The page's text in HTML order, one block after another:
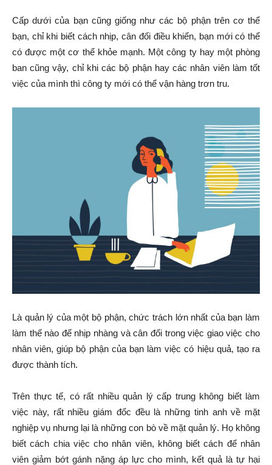
Cấp dưới của bạn cũng giống như các bộ phận trên cơ thể
bạn, chỉ khi biết cách nhịp, cân đối điều khiển, bạn mới có thể
có được một cơ thể khỏe mạnh. Một công ty hay một phòng
ban cũng vậy, chỉ khi các bộ phận hay các nhân viên làm tốt
việc của mình thì công ty mới có thể vận hàng trơn tru.
Là quản lý của một bộ phận, chức trách lớn nhất của bạn làm
làm thế nào để nhịp nhàng và cân đối trong việc giao việc cho
nhân viên, giúp bộ phận của bạn làm việc có hiệu quả, tạo ra
được thành tích.
Trên thực tế, có rất nhiều quản lý cấp trung không biết làm
việc này, rất nhiều giám đốc đều là những tinh anh về mặt
nghiệp vụ nhưng lại là những con bò về mặt quản lý. Họ không
biết cách chia việc cho nhân viên, không biết cách để nhân
viên giảm bớt gánh nặng áp lực cho mình, kết quả là tự hại